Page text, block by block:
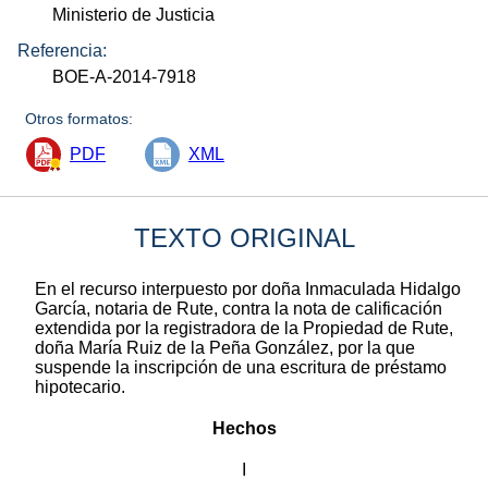
Ministerio de Justicia
Referencia:
BOE-A-2014-7918
Otros formatos:
PDF XML
TEXTO ORIGINAL
En el recurso interpuesto por doña Inmaculada Hidalgo
García, notaria de Rute, contra la nota de calificación
extendida por la registradora de la Propiedad de Rute,
doña María Ruiz de la Peña González, por la que
suspende la inscripción de una escritura de préstamo
hipotecario.
Hechos